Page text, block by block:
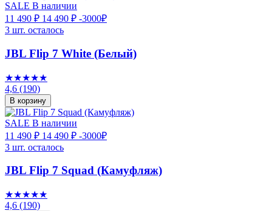
SALE В наличии
11 490 ₽ 14 490 ₽ -3000₽
3 шт. осталось
JBL Flip 7 White (Белый)
★★★★★
4,6 (190)
В корзину
SALE В наличии
11 490 ₽ 14 490 ₽ -3000₽
3 шт. осталось
JBL Flip 7 Squad (Камуфляж)
★★★★★
4,6 (190)